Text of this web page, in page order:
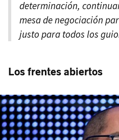
determinación,
mesa de negociación
justo para todos los
Los frentes abiertos